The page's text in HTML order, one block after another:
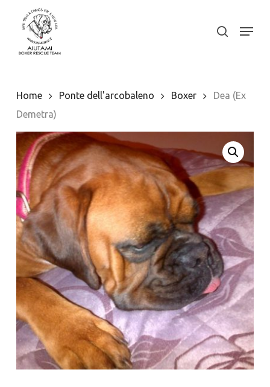
content
search
Menu
Home Ponte dell'arcobaleno Boxer
Dea (Ex
Demetra)
Close